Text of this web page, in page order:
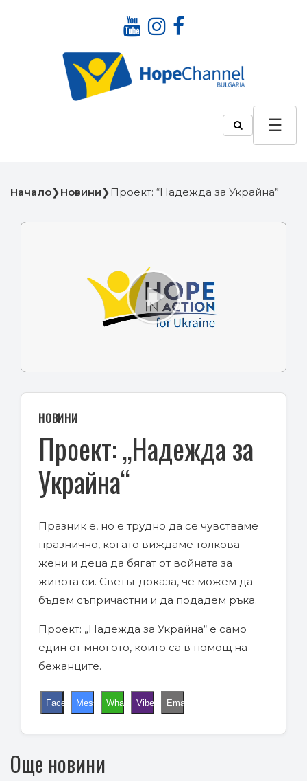
Начало❯Новини❯Проект: “Надежда за Украйна”
Play
Video
НОВИНИ
Проект: „Надежда за
Украйна“
Празник е, но е трудно да се чувстваме
празнично, когато виждаме толкова
жени и деца да бягат от войната за
живота си. Светът доказа, че можем да
бъдем съпричастни и да подадем ръка.
Проект: „Надежда за Украйна“ е само
един от многото, които са в помощ на
бежанците.
FacebookMessengerWhatsApp
Viber Email
Още новини